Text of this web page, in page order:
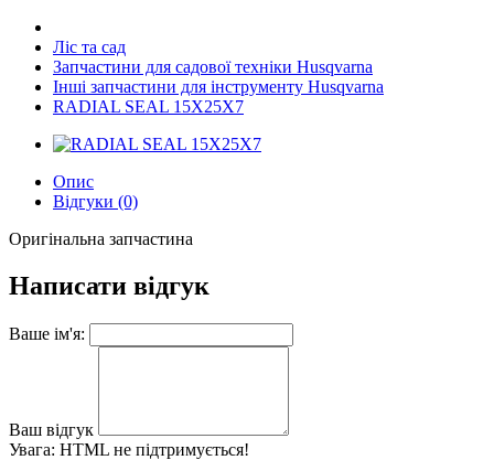
Ліс та сад
Запчастини для садової техніки Husqvarna
Інші запчастини для інструменту Husqvarna
RADIAL SEAL 15X25X7
Опис
Відгуки (0)
Оригінальна запчастина
Написати відгук
Ваше ім'я:
Ваш відгук
Увага: HTML не підтримується!